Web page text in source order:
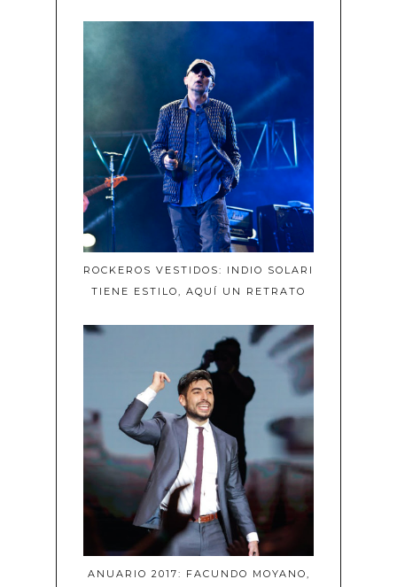
ROCKEROS VESTIDOS: INDIO SOLARI
TIENE ESTILO, AQUÍ UN RETRATO
ANUARIO 2017: FACUNDO MOYANO,